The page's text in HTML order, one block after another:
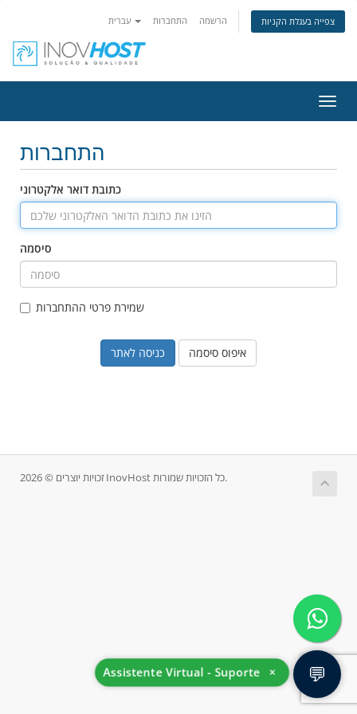
💬
Assistente Virtual - Suporte ×
התחברות הרשמה צפייה בעגלת הקניות
ניווט
התחברות
כתובת דואר אלקטרוני
סיסמה
שמירת פרטי ההתחברות
איפוס סיסמה
זכויות יוצרים © 2026 InovHost כל הזכויות שמורות.